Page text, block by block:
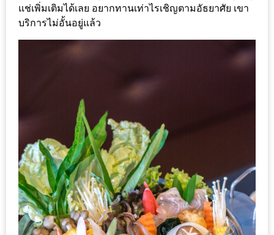
เกี่ยว
กับ
เว็บ
เจ้าของ
ร้าน
แนะนำ
ร้าน
เพื่อน
แช่เพิ่มเติมได้เลย อยากทานเท่าไรเชิญตามอัธยาศัย เขา
บริการไม่อั้นอยู่แล้ว